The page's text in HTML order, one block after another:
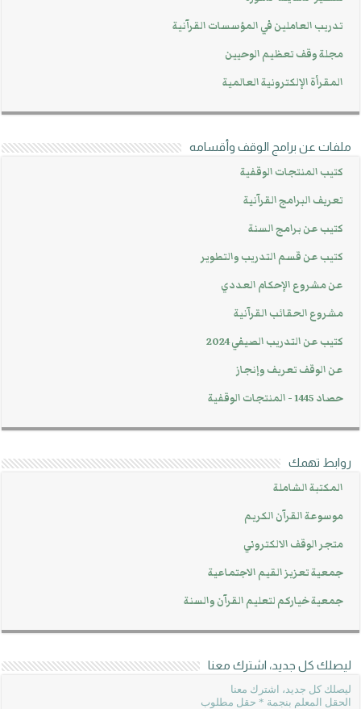
تدريب العاملين في المؤسسات القرآنية
مجلة وقف تعظيم الوحيين
المقرأة الإلكترونية العالمية
ملفات عن برامج الوقف وأقسامه
كتيب المنتجات الوقفية
تعريف البرامج القرآنية
كتيب عن برامج السنة
كتيب عن قسم التدريب والتطوير
عن مشروع الإحكام العددي
مشروع الحقائب القرآنية
كتيب عن التدريب الصيفي 2024
عن الوقف تعريف وإنجاز
حصاد 1445 - المنتجات الوقفية
روابط تهمك
المكتبة الشاملة
موسوعة القرآن الكريم
متجر الوقف الالكتروني
جمعية تعزيز القيم الاجتماعية
جمعية خياركم لتعليم القرآن والسنة
ليصلك كل جديد، اشترك معنا
ليصلك كل جديد، اشترك معنا
الحقل المعلم بنجمة * حقل مطلوب